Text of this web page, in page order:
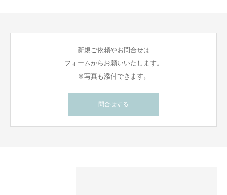
新規ご依頼やお問合せは
フォームからお願いいたします。
※写真も添付できます。
問合せする